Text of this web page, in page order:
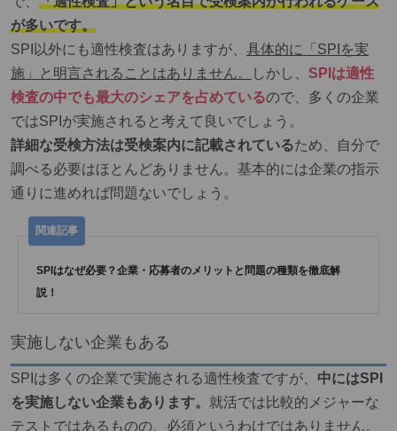
が多いです。
SPI以外にも適性検査はありますが、 具体的に「SPIを実
施」と明言されることはありません。
しかし、 SPIは適性
検査の中でも最大のシェアを占めているので、多くの企業
ではSPIが実施されると考えて良いでしょう。
詳細な受検方法は受検案内に記載されているため、自分で
調べる必要はほとんどありません。基本的には企業の指示
通りに進めれば問題ないでしょう。
SPIはなぜ必要？企業・応募者のメリットと問題の種類を徹底解
説！
実施しない企業もある
SPIは多くの企業で実施される適性検査ですが、 中にはSPI
を実施しない企業もあります。 就活では比較的メジャーな
テストではあるものの、必須というわけではありません。